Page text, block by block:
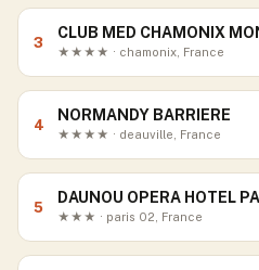
3
CLUB MED CHAMONIX
★★★★ · chamonix, France
4
NORMANDY BARRIERE
★★★★ · deauville, France
5
DAUNOU OPERA HOTEL
★★★ · paris 02, France